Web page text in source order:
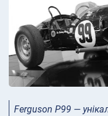
Ferguson P99 —